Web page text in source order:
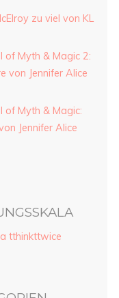
zu viel von KL
of Myth & Magic 2:
von Jennifer Alice
of Myth & Magic:
Jennifer Alice